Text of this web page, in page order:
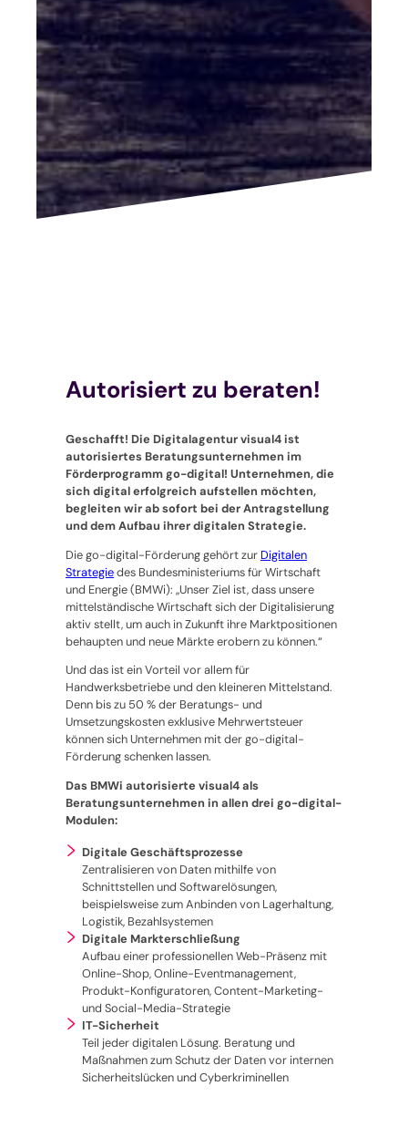
Autorisiert zu beraten!
Geschafft! Die Digitalagentur visual4 ist
autorisiertes Beratungsunternehmen im
Förderprogrammgo-digital! Unternehmen, die
sich digital erfolgreich aufstellen möchten,
begleiten wir ab sofort bei der Antragstellung
und dem Aufbau ihrer digitalen Strategie.
Die go-digital-Förderung gehört zur Digitalen
Strategiedes Bundesministeriums für Wirtschaft
und Energie (BMWi): „Unser Ziel ist, dass unsere
mittelständische Wirtschaft sich der Digitalisierung
aktiv stellt, um auch in Zukunft ihre Marktpositionen
behaupten und neue Märkte erobern zu können.“
Und das ist ein Vorteil vor allem für
Handwerksbetriebe und den kleineren Mittelstand.
Denn bis zu 50 % der Beratungs- und
Umsetzungskosten exklusive Mehrwertsteuer
können sich Unternehmen mit dergo-digital-
Förderung schenken lassen.
Das BMWi autorisierte visual4 als
Beratungsunternehmen in allen drei go-digital-
Modulen:
Digitale Geschäftsprozesse
Zentralisieren von Daten mithilfe von
Schnittstellen und Softwarelösungen,
beispielsweise zum Anbinden von Lagerhaltung,
Logistik, Bezahlsystemen
Digitale Markterschließung
Aufbau einer professionellen Web-Präsenz mit
Online-Shop, Online-Eventmanagement,
Produkt-Konfiguratoren, Content-Marketing-
und Social-Media-Strategie
IT-Sicherheit
Teil jeder digitalen Lösung. Beratung und
Maßnahmen zum Schutz der Daten vor internen
Sicherheitslücken und Cyberkriminellen